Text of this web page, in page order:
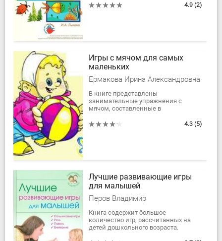
Рекомендовано для детей 5-8 лет.
4.9 (2)
Игры с мячом для самых
маленьких
Ермакова Ирина Александровна
В книге представлены
занимательные упражнения с
мячом, составленные в
физического роста и развития детей
4.3 (5)
Лучшие развивающие игры
для малышей
Перов Владимир
Книга содержит большое
количество игр, рассчитанных на
детей дошкольного возраста.